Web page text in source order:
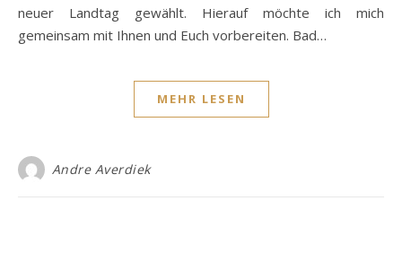
neuer Landtag gewählt. Hierauf möchte ich mich
gemeinsam mit Ihnen und Euch vorbereiten. Bad…
MEHR LESEN
Andre Averdiek